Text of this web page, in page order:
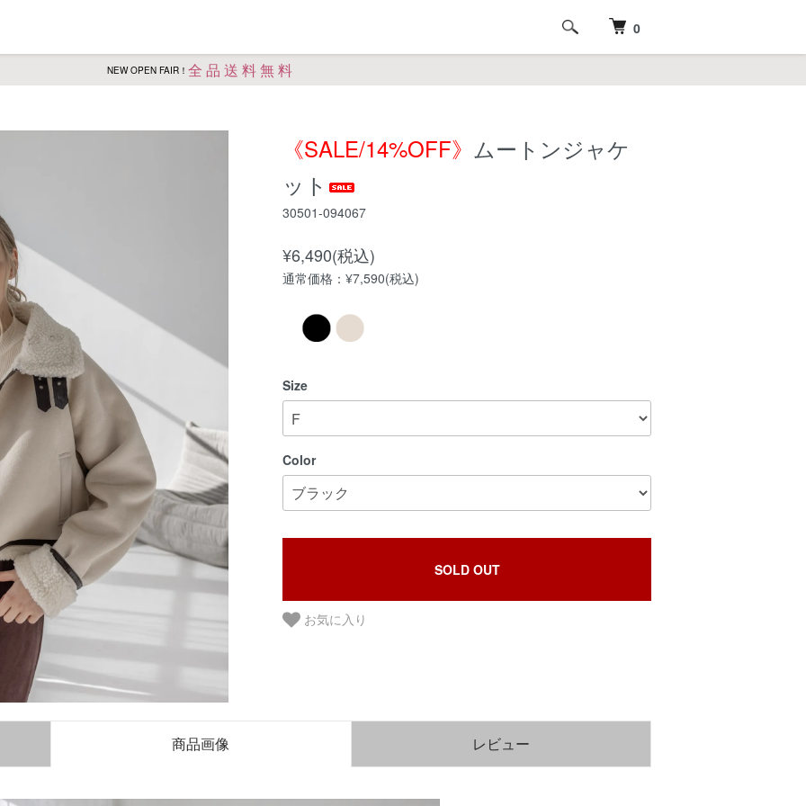
0
NEW OPEN FAIR！ 全品送料無料
《SALE/14%OFF》 ムートンジャケ
ット
30501-094067
¥6,490(税込)
通常価格：¥7,590(税込)
Size
Color
SOLD OUT
お気に入り
商品画像 レビュー